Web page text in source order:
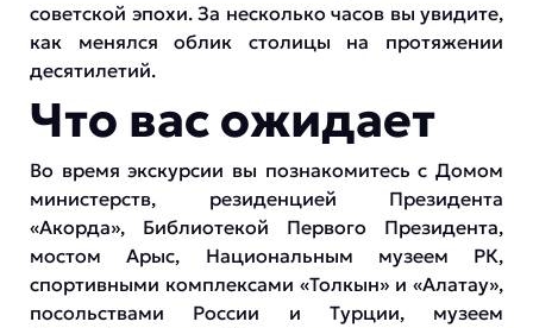
советской эпохи. За несколько часов вы увидите,
как менялся облик столицы на протяжении
десятилетий.
Что вас ожидает
Во время экскурсии вы познакомитесь с Домом
министерств, резиденцией Президента
«Акорда», Библиотекой Первого Президента,
мостом Арыс, Национальным музеем РК,
спортивными комплексами «Толкын» и «Алатау»,
посольствами России и Турции, музеем